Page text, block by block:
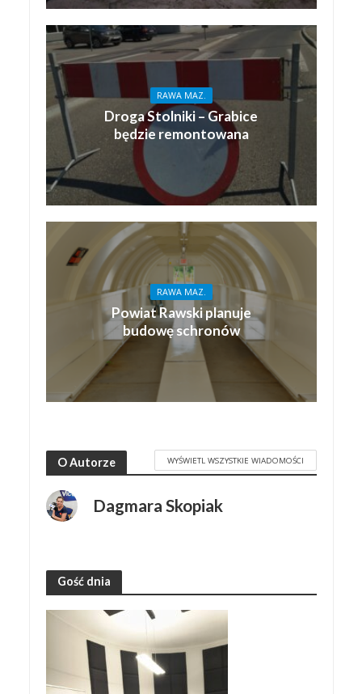
RAWA MAZ.
Droga Stolniki – Grabice
będzie remontowana
RAWA MAZ.
Powiat Rawski planuje
budowę schronów
O Autorze WYŚWIETL WSZYSTKIE WIADOMOŚCI
Dagmara Skopiak
Gość dnia